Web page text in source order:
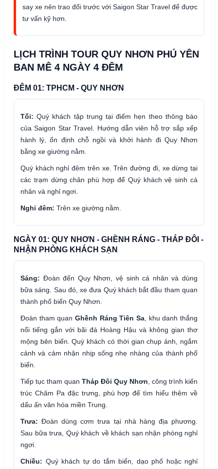
say xe nên trao đổi trước với Saigon Star Travel để được
tư vấn kỹ hơn.
LỊCH TRÌNH TOUR QUY NHƠN PHÚ YÊN
BAN MÊ 4 NGÀY 4 ĐÊM
ĐÊM 01: TPHCM - QUY NHƠN
Tối: Quý khách tập trung tại điểm hẹn theo thông báo
của Saigon Star Travel. Hướng dẫn viên hỗ trợ sắp xếp
hành lý, ổn định chỗ ngồi và khởi hành đi Quy Nhơn
bằng xe giường nằm.
Quý khách nghỉ đêm trên xe. Trên đường đi, xe dừng tại
các trạm dừng chân phù hợp để Quý khách vệ sinh cá
nhân và nghỉ ngơi.
Nghỉ đêm: Trên xe giường nằm.
NGÀY 01: QUY NHƠN - GHỀNH RÁNG - THÁP ĐÔI -
NHẬN PHÒNG KHÁCH SẠN
Sáng: Đoàn đến Quy Nhơn, vệ sinh cá nhân và dùng
bữa sáng. Sau đó, xe đưa Quý khách bắt đầu tham quan
thành phố biển Quy Nhơn.
Đoàn tham quan Ghềnh Ráng Tiên Sa, khu danh thắng
nổi tiếng gắn với bãi đá Hoàng Hậu và không gian thơ
mộng bên biển. Quý khách có thời gian chụp ảnh, ngắm
cảnh và cảm nhận nhịp sống nhẹ nhàng của thành phố
biển.
Tiếp tục tham quan Tháp Đôi Quy Nhơn, công trình kiến
trúc Chăm Pa đặc trưng, phù hợp để tìm hiểu thêm về
dấu ấn văn hóa miền Trung.
Trưa: Đoàn dùng cơm trưa tại nhà hàng địa phương.
Sau bữa trưa, Quý khách về khách sạn nhận phòng nghỉ
ngơi.
Chiều: Quý khách tự do tắm biển, dạo phố hoặc nghỉ